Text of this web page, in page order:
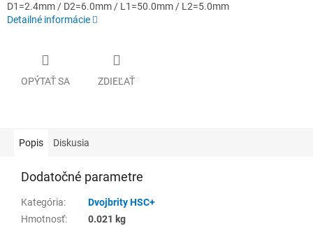
D1=2.4mm / D2=6.0mm / L1=50.0mm / L2=5.0mm
Detailné informácie
OPÝTAŤ SA ZDIEĽAŤ
Popis Diskusia
Dodatočné parametre
Kategória:
Dvojbrity HSC+
Hmotnosť:
0.021 kg